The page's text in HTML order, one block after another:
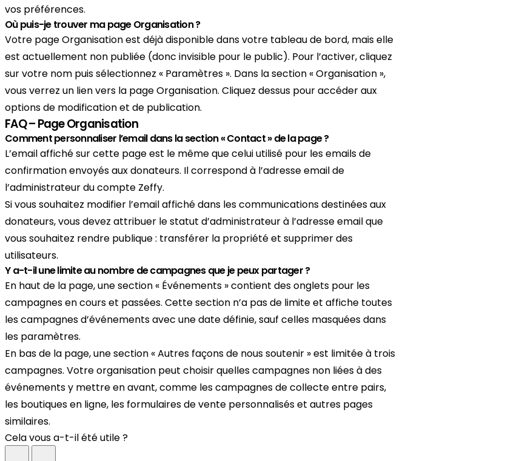
vos préférences.
Où puis-je trouver ma page Organisation ?
Votre page Organisation est déjà disponible dans votre tableau de bord, mais elle
est actuellement non publiée (donc invisible pour le public). Pour l’activer, cliquez
sur votre nom puis sélectionnez « Paramètres ». Dans la section « Organisation »,
vous verrez un lien vers la page Organisation. Cliquez dessus pour accéder aux
options de modification et de publication.
FAQ – Page Organisation
Comment personnaliser l’email dans la section « Contact » de la page ?
L’email affiché sur cette page est le même que celui utilisé pour les emails de
confirmation envoyés aux donateurs. Il correspond à l’adresse email de
l’administrateur du compte Zeffy.
Si vous souhaitez modifier l’email affiché dans les communications destinées aux
donateurs, vous devez attribuer le statut d’administrateur à l’adresse email que
vous souhaitez rendre publique : transférer la propriété et supprimer des
utilisateurs.
Y a-t-il une limite au nombre de campagnes que je peux partager ?
En haut de la page, une section « Événements » contient des onglets pour les
campagnes en cours et passées. Cette section n’a pas de limite et affiche toutes
les campagnes d’événements avec une date définie, sauf celles masquées dans
les paramètres.
En bas de la page, une section « Autres façons de nous soutenir » est limitée à trois
campagnes. Votre organisation peut choisir quelles campagnes non liées à des
événements y mettre en avant, comme les campagnes de collecte entre pairs,
les boutiques en ligne, les formulaires de vente personnalisés et autres pages
similaires.
Cela vous a-t-il été utile ?